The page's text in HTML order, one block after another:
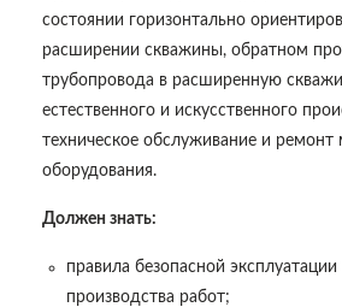
состоянии горизонтально
расширении скважины, обратном
трубопровода в расширенную
естественного и искусственного
техническое обслуживание и
оборудования.
Должен знать:
правила безопасной
производства работ;